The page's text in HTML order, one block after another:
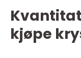
kjøpe